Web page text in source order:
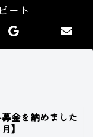
ート
金を納めました
】